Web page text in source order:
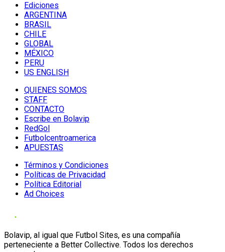
Ediciones
ARGENTINA
BRASIL
CHILE
GLOBAL
MÉXICO
PERU
US ENGLISH
QUIENES SOMOS
STAFF
CONTACTO
Escribe en Bolavip
RedGol
Futbolcentroamerica
APUESTAS
Términos y Condiciones
Políticas de Privacidad
Política Editorial
Ad Choices
Bolavip, al igual que Futbol Sites, es una compañía
perteneciente a Better Collective. Todos los derechos